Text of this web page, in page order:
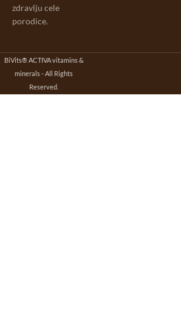
zdravlju cele
porodice.
BiVits® ACTIVA vitamins &
minerals - All Rights
Reserved.